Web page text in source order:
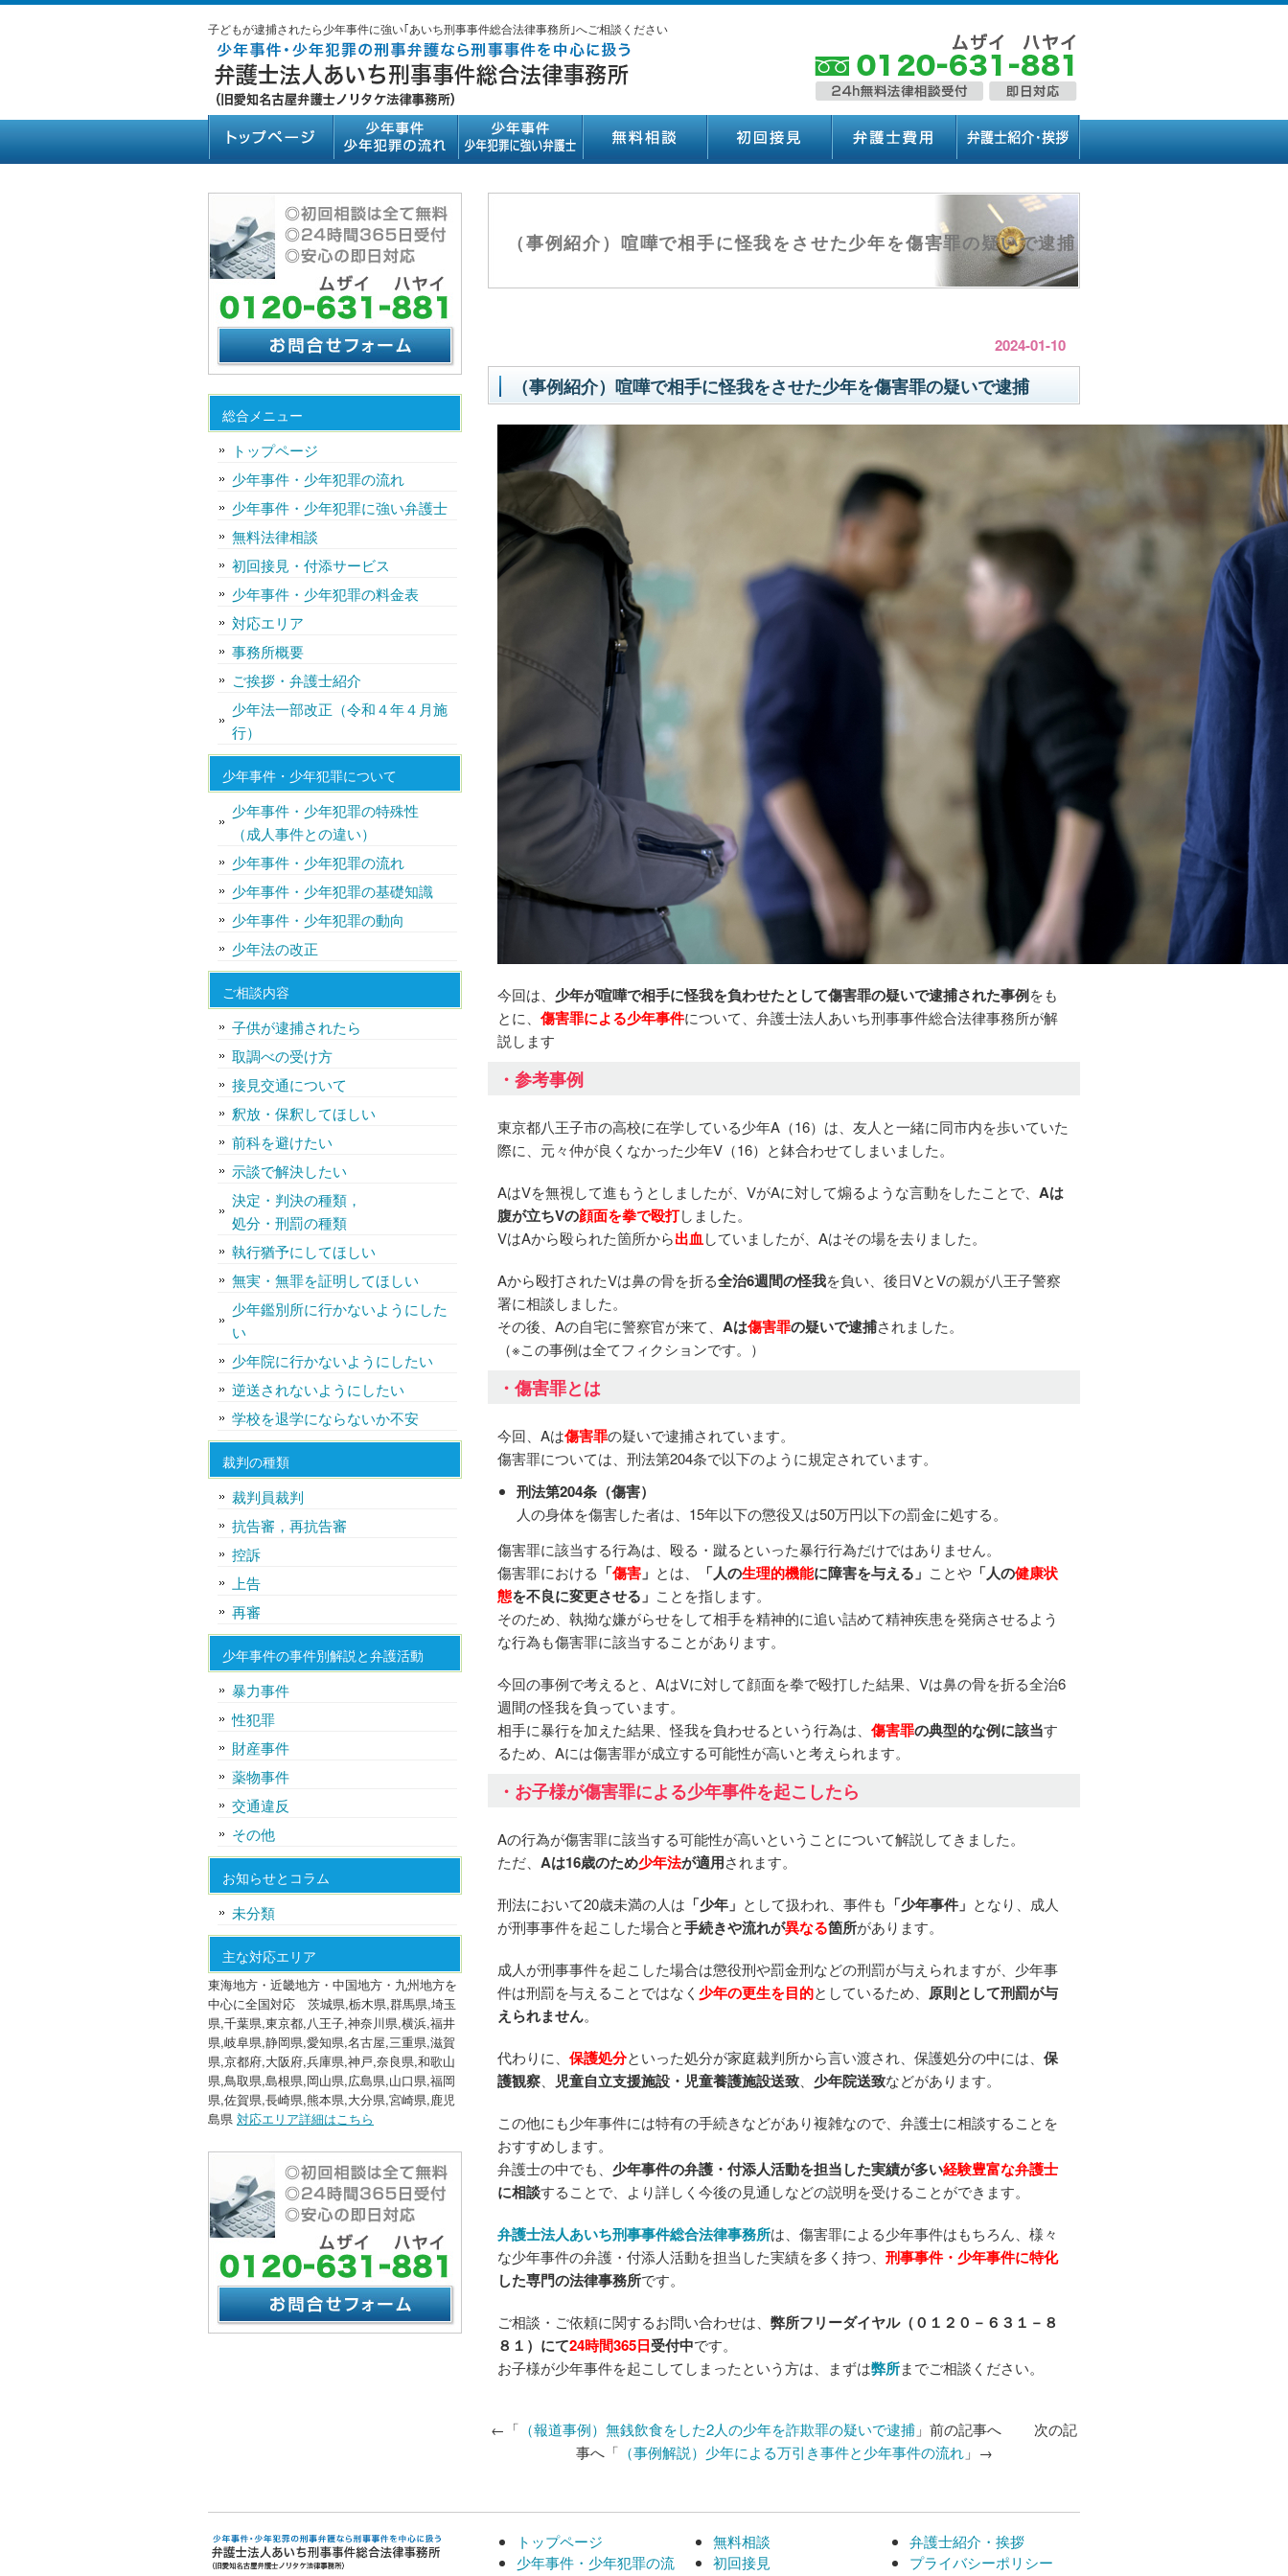
子どもが逮捕されたら少年事件に強い｢あいち刑事事件総合法律事務所｣へご相談ください
（事例紹介）喧嘩で相手に怪我をさせた少年を傷害罪の疑いで逮捕
2024-01-10
（事例紹介）喧嘩で相手に怪我をさせた少年を傷害罪の疑いで逮捕
今回は、 少年が喧嘩で相手に怪我を負わせたとして傷害罪の疑いで逮捕された事例をも
とに、 傷害罪による少年事件について、弁護士法人あいち刑事事件総合法律事務所が解
説します
・参考事例
東京都八王子市の高校に在学している少年A（16）は、友人と一緒に同市内を歩いていた
際に、元々仲が良くなかった少年V（16）と鉢合わせてしまいました。
AはVを無視して進もうとしましたが、VがAに対して煽るような言動をしたことで、 Aは
腹が立ちVの顔面を拳で殴打しました。
VはAから殴られた箇所から出血していましたが、Aはその場を去りました。
Aから殴打されたVは鼻の骨を折る全治6週間の怪我を負い、後日VとVの親が八王子警察
署に相談しました。
その後、Aの自宅に警察官が来て、 Aは傷害罪の疑いで逮捕されました。
（※この事例は全てフィクションです。）
・傷害罪とは
今回、Aは傷害罪の疑いで逮捕されています。
傷害罪については、刑法第204条で以下のように規定されています。
刑法第204条（傷害）
人の身体を傷害した者は、15年以下の懲役又は50万円以下の罰金に処する。
傷害罪に該当する行為は、殴る・蹴るといった暴行行為だけではありません。
傷害罪における 「傷害 」 とは、 「人の生理的機能に障害を与える」 ことや 「人の健康状
態を不良に変更させる」 ことを指します。
そのため、執拗な嫌がらせをして相手を精神的に追い詰めて精神疾患を発病させるよう
な行為も傷害罪に該当することがあります。
今回の事例で考えると、AはVに対して顔面を拳で殴打した結果、Vは鼻の骨を折る全治6
週間の怪我を負っています。
相手に暴行を加えた結果、怪我を負わせるという行為は、 傷害罪の典型的な例に該当す
るため、Aには傷害罪が成立する可能性が高いと考えられます。
・お子様が傷害罪による少年事件を起こしたら
Aの行為が傷害罪に該当する可能性が高いということについて解説してきました。
ただ、 Aは16歳のため少年法が適用されます。
刑法において20歳未満の人は 「少年」 として扱われ、事件も 「少年事件」 となり、成人
が刑事事件を起こした場合と手続きや流れが異なる箇所があります。
成人が刑事事件を起こした場合は懲役刑や罰金刑などの刑罰が与えられますが、少年事
件は刑罰を与えることではなく 少年の更生を目的としているため、 原則として刑罰が与
えられません。
代わりに、 保護処分といった処分が家庭裁判所から言い渡され、保護処分の中には、 保
護観察
児童自立支援施設・児童養護施設送致 少年院送致などがあります。
この他にも少年事件には特有の手続きなどがあり複雑なので、弁護士に相談することを
おすすめします。
弁護士の中でも、 少年事件の弁護・付添人活動を担当した実績が多い経験豊富な弁護士
に相談することで、より詳しく今後の見通しなどの説明を受けることができます。
弁護士法人あいち刑事事件総合法律事務所は、傷害罪による少年事件はもちろん、様々
な少年事件の弁護・付添人活動を担当した実績を多く持つ、 刑事事件・少年事件に特化
した専門の法律事務所です。
ご相談・ご依頼に関するお問い合わせは、 弊所フリーダイヤル（０１２０－６３１－８
８１）にて24時間365日受付中です。
お子様が少年事件を起こしてしまったという方は、まずは弊所までご相談ください。
←「 （報道事例）無銭飲食をした2人の少年を詐欺罪の疑いで逮捕 」前の記事へ 次の記
事へ「 （事例解説）少年による万引き事件と少年事件の流れ」→
総合メニュー
トップページ
少年事件・少年犯罪の流れ
少年事件・少年犯罪に強い弁護士
無料法律相談
初回接見・付添サービス
少年事件・少年犯罪の料金表
対応エリア
事務所概要
ご挨拶・弁護士紹介
少年法一部改正（令和４年４月施
行）
少年事件・少年犯罪について
少年事件・少年犯罪の特殊性
（成人事件との違い）
少年事件・少年犯罪の流れ
少年事件・少年犯罪の基礎知識
少年事件・少年犯罪の動向
少年法の改正
ご相談内容
子供が逮捕されたら
取調べの受け方
接見交通について
釈放・保釈してほしい
前科を避けたい
示談で解決したい
決定・判決の種類，
処分・刑罰の種類
執行猶予にしてほしい
無実・無罪を証明してほしい
少年鑑別所に行かないようにした
い
少年院に行かないようにしたい
逆送されないようにしたい
学校を退学にならないか不安
裁判の種類
裁判員裁判
抗告審，再抗告審
控訴
上告
再審
少年事件の事件別解説と弁護活動
暴力事件
性犯罪
財産事件
薬物事件
交通違反
その他
お知らせとコラム
未分類
主な対応エリア
東海地方・近畿地方・中国地方・九州地方を
中心に全国対応 茨城県,栃木県,群馬県,埼玉
県,千葉県,東京都,八王子,神奈川県,横浜,福井
県,岐阜県,静岡県,愛知県,名古屋,三重県,滋賀
県,京都府,大阪府,兵庫県,神戸,奈良県,和歌山
県,鳥取県,島根県,岡山県,広島県,山口県,福岡
県,佐賀県,長崎県,熊本県,大分県,宮崎県,鹿児
島県 対応エリア詳細はこちら
トップページ
少年事件・少年犯罪の流
無料相談
初回接見
弁護士紹介・挨拶
プライバシーポリシー